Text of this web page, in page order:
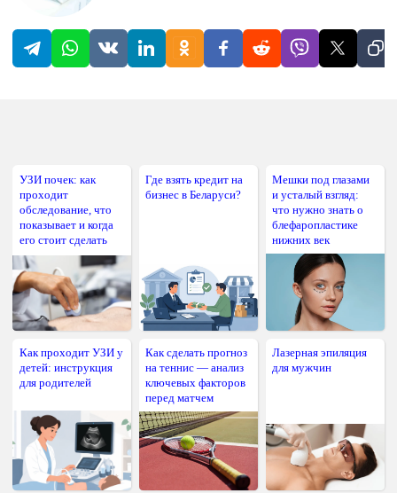
УЗИ почек: как
проходит
обследование, что
показывает и когда
его стоит сделать
Где взять кредит на
бизнес в Беларуси?
Мешки под глазами
и усталый взгляд:
что нужно знать о
блефаропластике
нижних век
Как проходит УЗИ у
детей: инструкция
для родителей
Как сделать прогноз
на теннис — анализ
ключевых факторов
перед матчем
Лазерная эпиляция
для мужчин